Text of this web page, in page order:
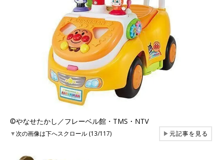
©︎やなせたかし／フレーベル館・TMS・NTV
▼次の画像は下へスクロール (13/117) ▶元記事を見る